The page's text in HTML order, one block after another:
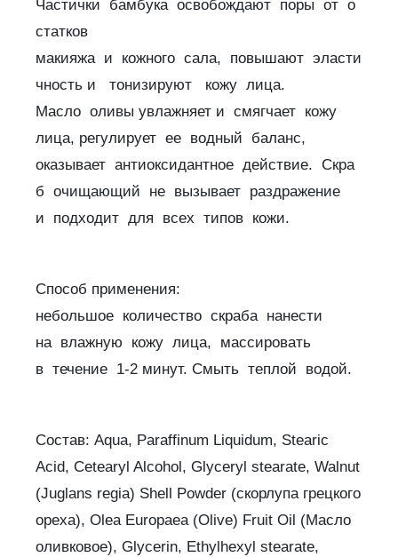
Частички бамбука освобождают поры от о
статков
макияжа и кожного сала, повышают эласти
чность и тонизируют кожу лица.
Масло оливы увлажняет и смягчает кожу
лица, регулирует ее водный баланс,
оказывает антиоксидантное действие. Скра
б очищающий не вызывает раздражение
и подходит для всех типов кожи.
Способ применения:
небольшое количество скраба нанести
на влажную кожу лица, массировать
в течение 1-2 минут. Смыть теплой водой.
Состав: Aqua, Paraffinum Liquidum, Stearic
Acid, Cetearyl Alcohol, Glyceryl stearate, Walnut
(Juglans regia) Shell Powder (скорлупа грецкого
ореха), Olea Europaea (Olive) Fruit Oil (Масло
оливковое), Glycerin, Ethylhexyl stearate,